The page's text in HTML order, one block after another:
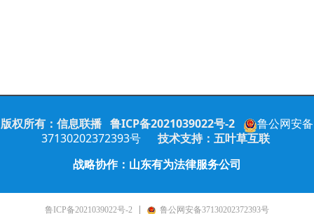
版权所有： 信息联播 鲁ICP备2021039022号-2
鲁公网安备
37130202372393号
技术支持：五叶草互联
战略协作：山东有为法律服务公司
鲁ICP备2021039022号-2 鲁公网安备37130202372393号